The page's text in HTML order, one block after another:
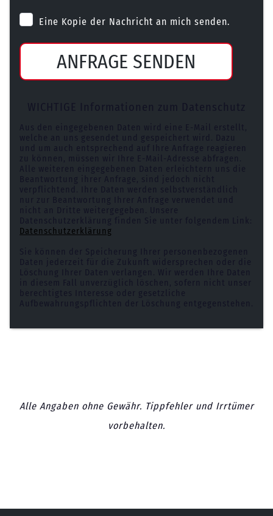
Eine Kopie der Nachricht an mich senden.
ANFRAGE SENDEN
WICHTIGE Informationen zum Datenschutz
Aus den eingegebenen Daten wird eine E-Mail erstellt,
welche an uns gesendet und gespeichert wird. Dazu
und um auch entsprechend auf Ihre Anfrage reagieren
zu können, müssen wir Ihre E-Mail-Adresse abfragen.
Alle weiteren eingegebenen Daten erleichtern uns die
Beantwortung ihrer Anfrage, sind jedoch nicht
verpflichtend. Ihre Daten werden selbstverständlich
nur zur Beantwortung Ihrer Anfrage verwendet und
nicht an Dritte weitergegeben. Unsere
Datenschutzerklärung finden Sie unter folgendem Link:
Datenschutzerklärung
Sie können der Speicherung Ihrer personenbezogenen
Daten jederzeit für die Zukunft widersprechen oder die
Löschung Ihrer Daten verlangen. Wir werden Ihre Daten
in diesem Fall unverzüglich löschen, sofern nicht unser
berechtigtes Interesse oder gesetzliche
Aufbewahrungspflichten der Löschung entgegenstehen.
Alle Angaben ohne Gewähr. Tippfehler und Irrtümer
vorbehalten.